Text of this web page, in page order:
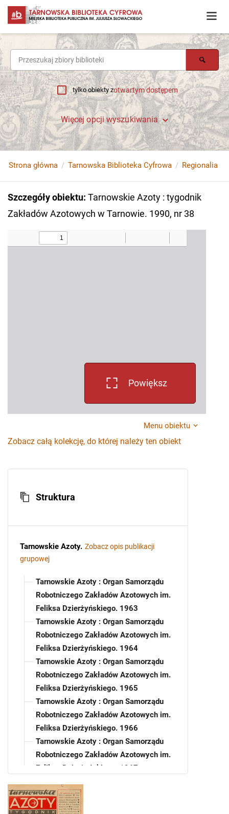
tylko obiekty zotwartym dostępem
Więcej opcji wyszukiwania
Strona główna Tarnowska Biblioteka Cyfrowa Regionalia
Szczegóły obiektu: Tarnowskie Azoty : tygodnik
Zakładów Azotowych w Tarnowie. 1990, nr 38
Powiększ
Menu obiektu
Zobacz całą kolekcję, do której należy ten obiekt
Struktura
Tarnowskie Azoty. Zobacz opis publikacji
grupowej
Tarnowskie Azoty : Organ Samorządu
Robotniczego Zakładów Azotowych im.
Feliksa Dzierżyńskiego. 1963
Tarnowskie Azoty : Organ Samorządu
Robotniczego Zakładów Azotowych im.
Feliksa Dzierżyńskiego. 1964
Tarnowskie Azoty : Organ Samorządu
Robotniczego Zakładów Azotowych im.
Feliksa Dzierżyńskiego. 1965
Tarnowskie Azoty : Organ Samorządu
Robotniczego Zakładów Azotowych im.
Feliksa Dzierżyńskiego. 1966
Tarnowskie Azoty : Organ Samorządu
Robotniczego Zakładów Azotowych im.
Feliksa Dzierżyńskiego. 1967
Robotniczego Zakładów Azotowych im.
Feliksa Dzierżyńskiego. 1968